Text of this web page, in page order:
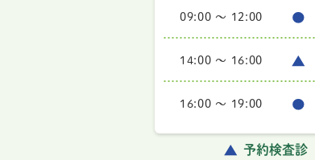
09:00 ～ 12:00
14:00 ～ 16:00
16:00 ～ 19:00
予約検査診